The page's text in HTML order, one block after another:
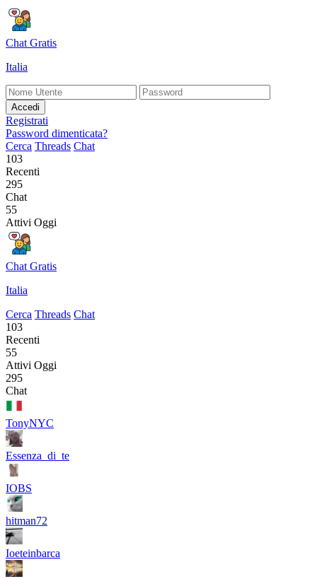
Chat Gratis
Italia
Accedi
Registrati
Password dimenticata?
Cerca Threads Chat
103
Recenti
295
Chat
55
Attivi Oggi
Chat Gratis
Italia
Cerca Threads Chat
103
Recenti
55
Attivi Oggi
295
Chat
TonyNYC
Essenza_di_te
IOBS
hitman72
Ioeteinbarca